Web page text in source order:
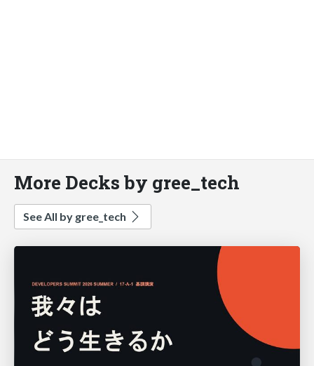
More Decks by gree_tech
See All by gree_tech